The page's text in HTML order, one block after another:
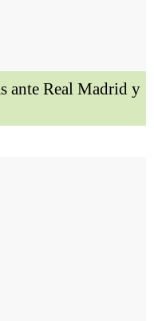
ante Real Madrid y